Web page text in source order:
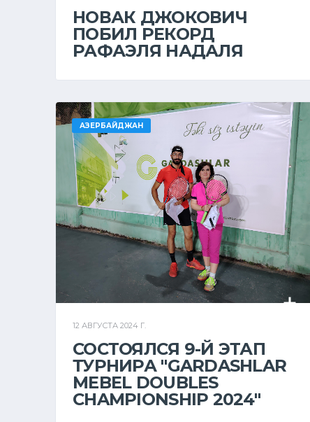
НОВАК ДЖОКОВИЧ
ПОБИЛ РЕКОРД
РАФАЭЛЯ НАДАЛЯ
АЗЕРБАЙДЖАН
12 АВГУСТА 2024 Г.
СОСТОЯЛСЯ 9-Й ЭТАП
ТУРНИРА "GARDASHLAR
MEBEL DOUBLES
CHAMPIONSHIP 2024"